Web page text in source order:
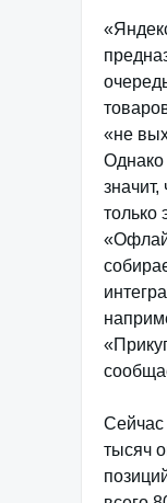
«не
Однако
только
Сейчас
тысяч